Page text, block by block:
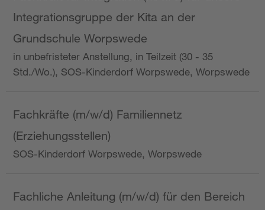
Integrationsgruppe der Kita an der
Grundschule Worpswede
in unbefristeter Anstellung, in Teilzeit (30 - 35
Std./Wo.), SOS-Kinderdorf Worpswede, Worpswede
Fachkräfte (m/w/d) Familiennetz
(Erziehungsstellen)
SOS-Kinderdorf Worpswede, Worpswede
Fachliche Anleitung (m/w/d) für den Bereich